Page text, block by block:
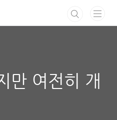
만 여전히 개